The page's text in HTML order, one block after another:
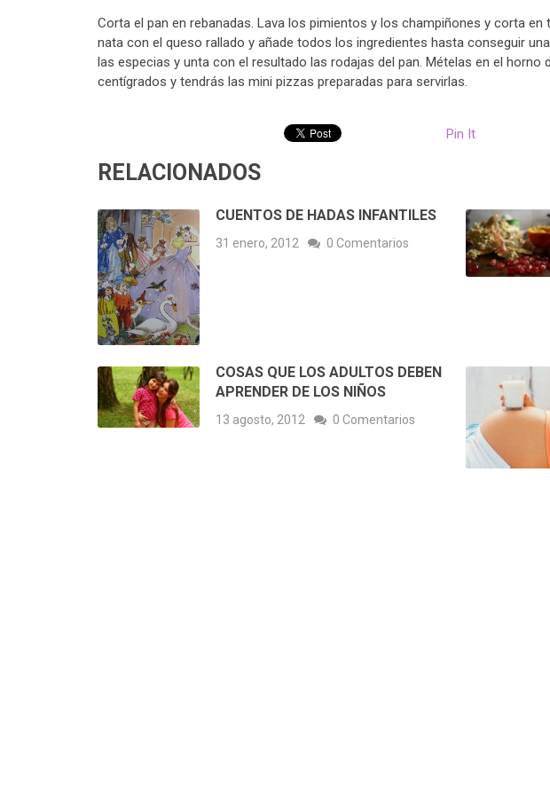
Corta el pan en rebanadas. Lava los pimientos y los champiñones y corta
nata con el queso rallado y añade todos los ingredientes hasta conseguir
las especias y unta con el resultado las rodajas del pan. Mételas en el
centígrados y tendrás las mini pizzas preparadas para servirlas.
Pin It
RELACIONADOS
CUENTOS DE HADAS INFANTILES
31 enero, 2012 0 Comentarios
COSAS QUE LOS ADULTOS DEBEN
APRENDER DE LOS NIÑOS
13 agosto, 2012 0 Comentarios